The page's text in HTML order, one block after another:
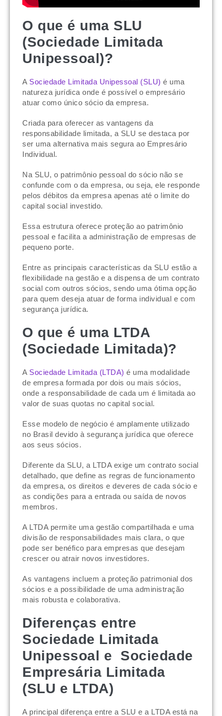
O que é uma SLU
(Sociedade Limitada
Unipessoal)?
A Sociedade Limitada Unipessoal (SLU) é uma
natureza jurídica onde é possível o empresário
atuar como único sócio da empresa.
Criada para oferecer as vantagens da
responsabilidade limitada, a SLU se destaca por
ser uma alternativa mais segura ao Empresário
Individual.
Na SLU, o patrimônio pessoal do sócio não se
confunde com o da empresa, ou seja, ele responde
pelos débitos da empresa apenas até o limite do
capital social investido.
Essa estrutura oferece proteção ao patrimônio
pessoal e facilita a administração de empresas de
pequeno porte.
Entre as principais características da SLU estão a
flexibilidade na gestão e a dispensa de um contrato
social com outros sócios, sendo uma ótima opção
para quem deseja atuar de forma individual e com
segurança jurídica.
O que é uma LTDA
(Sociedade Limitada)?
A Sociedade Limitada (LTDA) é uma modalidade
de empresa formada por dois ou mais sócios,
onde a responsabilidade de cada um é limitada ao
valor de suas quotas no capital social.
Esse modelo de negócio é amplamente utilizado
no Brasil devido à segurança jurídica que oferece
aos seus sócios.
Diferente da SLU, a LTDA exige um contrato social
detalhado, que define as regras de funcionamento
da empresa, os direitos e deveres de cada sócio e
as condições para a entrada ou saída de novos
membros.
A LTDA permite uma gestão compartilhada e uma
divisão de responsabilidades mais clara, o que
pode ser benéfico para empresas que desejam
crescer ou atrair novos investidores.
As vantagens incluem a proteção patrimonial dos
sócios e a possibilidade de uma administração
mais robusta e colaborativa.
Diferenças entre
Sociedade Limitada
Unipessoal e Sociedade
Empresária Limitada
(SLU e LTDA)
A principal diferença entre a SLU e a LTDA está na